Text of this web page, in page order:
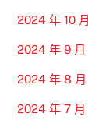
2024 年 10 月
2024 年 9 月
2024 年 8 月
2024 年 7 月